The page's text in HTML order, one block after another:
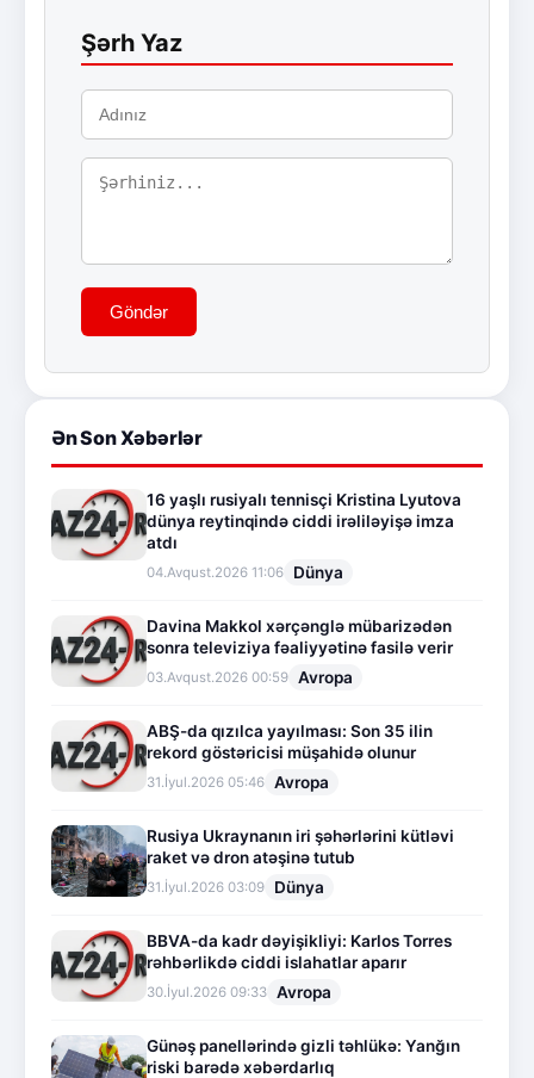
Şərh Yaz
Göndər
Ən Son Xəbərlər
16 yaşlı rusiyalı tennisçi Kristina Lyutova
dünya reytinqində ciddi irəliləyişə imza
atdı
04.Avqust.2026 11:06 Dünya
Davina Makkol xərçənglə mübarizədən
sonra televiziya fəaliyyətinə fasilə verir
03.Avqust.2026 00:59 Avropa
ABŞ-da qızılca yayılması: Son 35 ilin
rekord göstəricisi müşahidə olunur
31.İyul.2026 05:46 Avropa
Rusiya Ukraynanın iri şəhərlərini kütləvi
raket və dron atəşinə tutub
31.İyul.2026 03:09 Dünya
BBVA-da kadr dəyişikliyi: Karlos Torres
rəhbərlikdə ciddi islahatlar aparır
30.İyul.2026 09:33 Avropa
Günəş panellərində gizli təhlükə: Yanğın
riski barədə xəbərdarlıq